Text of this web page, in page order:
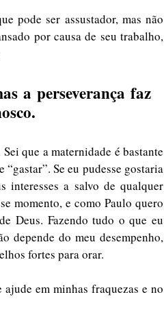
pode ser assustador, mas não
por causa de seu trabalho,
a perseverança faz
que a maternidade é bastante
Se eu pudesse gostaria
interesses a salvo de qualquer
momento, e como Paulo quero
Deus. Fazendo tudo o que eu
depende do meu desempenho,
fortes para orar.
em minhas fraquezas e no